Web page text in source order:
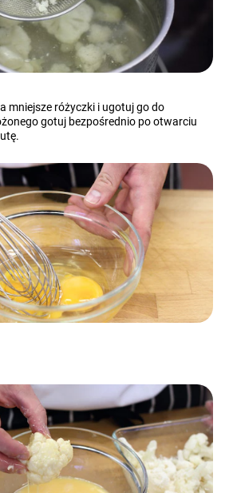
mniejsze różyczki i ugotuj go do
gotuj bezpośrednio po otwarciu